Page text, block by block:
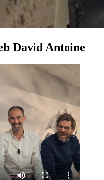
David Antoine